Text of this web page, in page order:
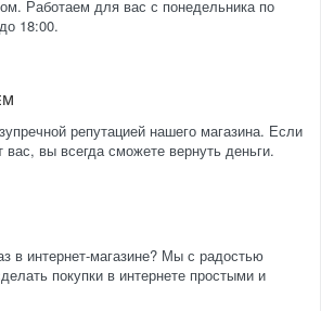
Работаем для вас с понедельника по
18:00.
репутацией нашего магазина. Если
вас, вы всегда сможете вернуть деньги.
в интернет-магазине? Мы с радостью
покупки в интернете простыми и